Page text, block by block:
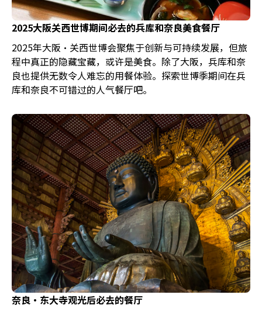
2025大阪关西世博期间必去的兵库和奈良美食餐厅
2025年大阪·关西世博会聚焦于创新与可持续发展，但旅
程中真正的隐藏宝藏，或许是美食。除了大阪，兵库和奈
良也提供无数令人难忘的用餐体验。探索世博季期间在兵
库和奈良不可错过的人气餐厅吧。
奈良・东大寺观光后必去的餐厅